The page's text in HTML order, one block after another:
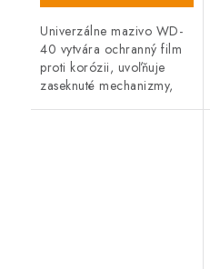
Univerzálne mazivo WD-
40 vytvára ochranný film
proti korózii, uvoľňuje
zaseknuté mechanizmy,